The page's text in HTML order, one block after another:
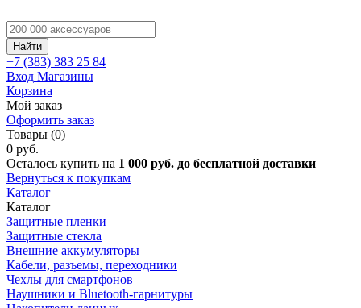
Найти
+7 (383) 383 25 84
Вход Магазины
Корзина
Мой заказ
Оформить заказ
Товары (0)
0 руб.
Осталось купить на 1 000 руб. до бесплатной доставки
Вернуться к покупкам
Каталог
Каталог
Защитные пленки
Защитные стекла
Внешние аккумуляторы
Кабели, разъемы, переходники
Чехлы для смартфонов
Наушники и Bluetooth-гарнитуры